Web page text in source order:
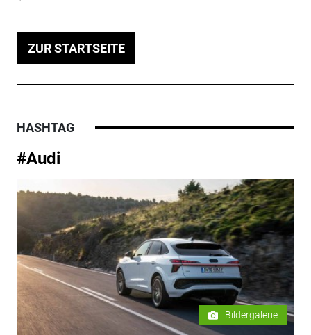
ZUR STARTSEITE
HASHTAG
#Audi
Bildergalerie